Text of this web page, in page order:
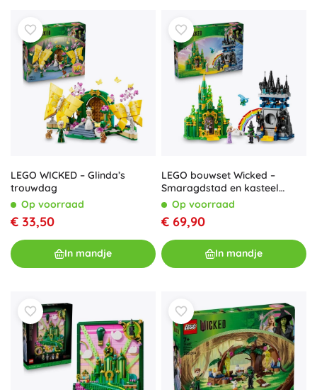
LEGO WICKED – Glinda’s
trouwdag
Op voorraad
€ 33,50
In mandje
LEGO bouwset Wicked –
Smaragdstad en kasteel
Kiamo Ko
Op voorraad
€ 69,90
In mandje